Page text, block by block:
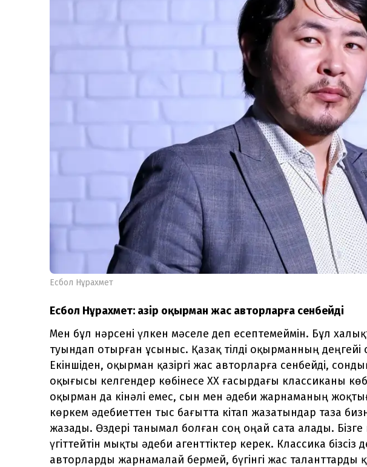
Есбол Нұрахмет
Есбол Нұрахмет: Қазір оқырман жас авторларға сенбейді
Мен бұл нәрсені үлкен мәселе деп есептемеймін. Бұл
туындап отырған ұсыныс. Қазақ тілді оқырманның
Екіншіден, оқырман қазіргі жас авторларға сенбейді,
оқығысы келгендер көбінесе XX ғасырдағы классиканы
оқырман да кінәлі емес, сын мен әдеби жарнаманың
көркем әдебиеттен тыс бағытта кітап жазатындар таза
жазады. Өздері танымал болған соң оңай сата алады. Бізге
үгіттейтін мықты әдеби агенттіктер керек. Классика бізсіз
авторларды жарнамалай бермей, бүгінгі жас таланттарды